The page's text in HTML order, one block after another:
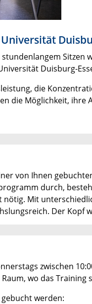
Duisburg-
die
die Möglichkeit,
von Ihnen
durch,
Mit
Der Kopf
zwischen
wo das Training
werden: